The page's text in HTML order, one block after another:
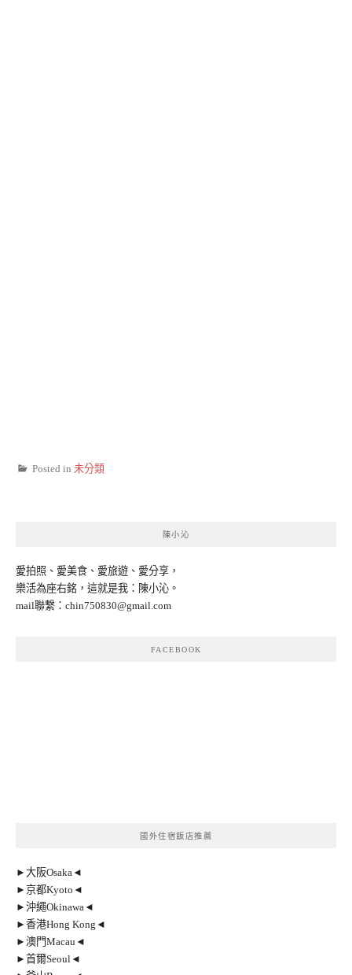
Posted in 未分類
陳小沁
愛拍照、愛美食、愛旅遊、愛分享，
樂活為座右銘，這就是我：陳小沁。
mail聯繫： chin750830@gmail.com
FACEBOOK
國外住宿飯店推薦
►大阪Osaka◄
►京都Kyoto◄
►沖繩Okinawa◄
►香港Hong Kong◄
►澳門Macau◄
►首爾Seoul◄